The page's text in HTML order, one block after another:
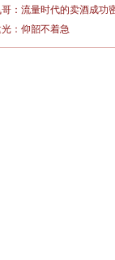
：流量时代的卖酒成功
：仰韶不着急